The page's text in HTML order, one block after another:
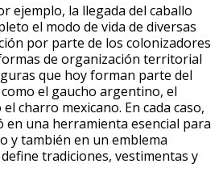
ejemplo, la llegada del caballo
el modo de vida de diversas
por parte de los colonizadores
de organización territorial
que hoy forman parte del
el gaucho argentino, el
charro mexicano. En cada caso,
en una herramienta esencial para
y también en un emblema
tradiciones, vestimentas y